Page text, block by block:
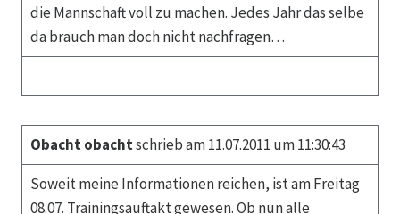
die Mannschaft voll zu machen. Jedes Jahr das selbe
da brauch man doch nicht nachfragen…
Obacht obachtschrieb am 11.07.2011 um 11:30:43
Soweit meine Informationen reichen, ist am Freitag
08.07. Trainingsauftakt gewesen. Ob nun alle